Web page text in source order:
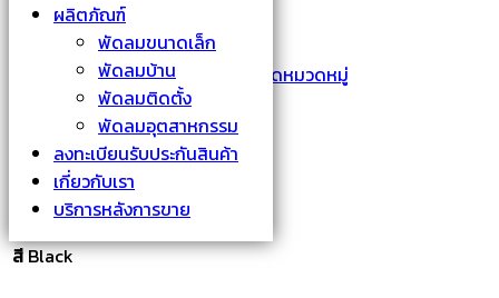
ผลิตภัณฑ์
พัดลมขนาดเล็ก
พัดลมบ้าน
พัดลมติดตั้ง
พัดลมอุตสาหกรรม
ลงทะเบียนรับประกันสินค้า
เกี่ยวกับเรา
บริการหลังการขาย
สำหรับรุ่น M-144
รหัสสินค้า: MI14หมวดหมู่:
ยังไม่ถูกจัดหมวดหมู่
ข้อมูลเพิ่มเติม
ข้อมูลเพิ่มเติม
สีBlack